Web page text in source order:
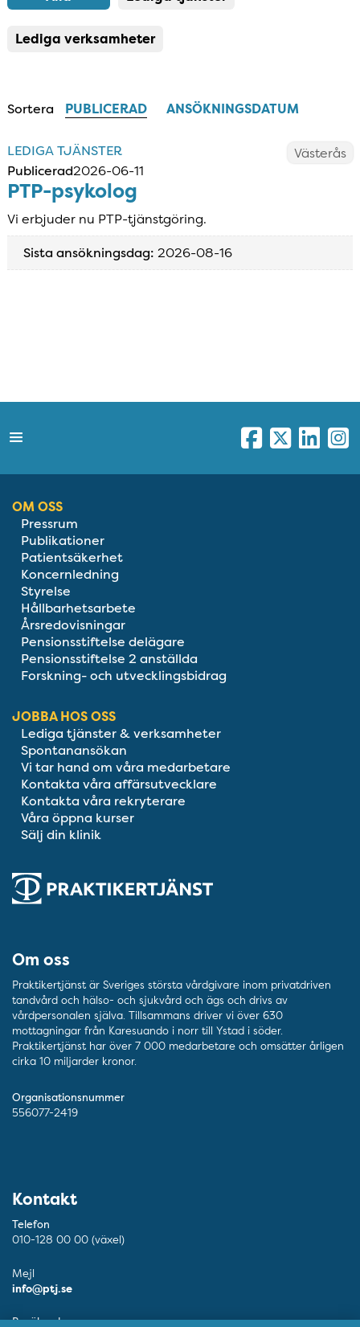
Lediga verksamheter
Sortera PUBLICERAD ANSÖKNINGSDATUM
Västerås
LEDIGA TJÄNSTER
Publicerad2026-06-11
PTP-psykolog
Vi erbjuder nu PTP-tjänstgöring.
Sista ansökningsdag: 2026-08-16
OM OSS
Pressrum
Publikationer
Patientsäkerhet
Koncernledning
Styrelse
Hållbarhetsarbete
Årsredovisningar
Pensionsstiftelse delägare
Pensionsstiftelse 2 anställda
Forskning- och utvecklingsbidrag
JOBBA HOS OSS
Lediga tjänster & verksamheter
Spontanansökan
Vi tar hand om våra medarbetare
Kontakta våra affärsutvecklare
Kontakta våra rekryterare
Våra öppna kurser
Sälj din klinik
Om oss
Praktikertjänst är Sveriges största vårdgivare inom privatdriven
tandvård och hälso- och sjukvård och ägs och drivs av
vårdpersonalen själva. Tillsammans driver vi över 630
mottagningar från Karesuando i norr till Ystad i söder.
Praktikertjänst har över 7 000 medarbetare och omsätter årligen
cirka 10 miljarder kronor.
Organisationsnummer
556077-2419
Kontakt
Telefon
010-128 00 00 (växel)
Mejl
info@ptj.se
Besöksadress